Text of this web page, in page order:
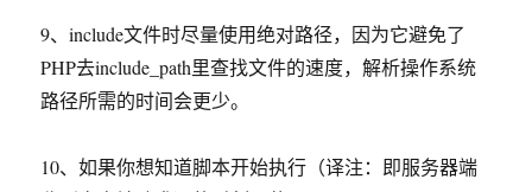
9、include文件时尽量使用绝对路径，因为它避免了
PHP去include_path里查找文件的速度，解析操作系统
路径所需的时间会更少。
10、如果你想知道脚本开始执行（译注：即服务器端